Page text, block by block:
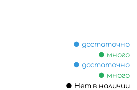
● достаточно
● много
● достаточно
● много
● Нет в наличии